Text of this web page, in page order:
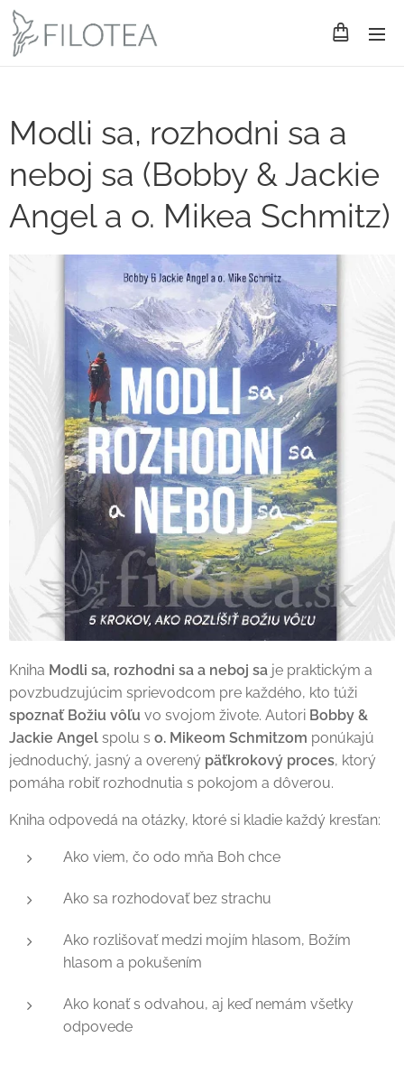
Modli sa, rozhodni sa a
neboj sa (Bobby & Jackie
Angel a o. Mikea Schmitz)
Kniha Modli sa, rozhodni sa a neboj sa je praktickým a
povzbudzujúcim sprievodcom pre každého, kto túži
spoznať Božiu vôľu vo svojom živote. Autori Bobby &
Jackie Angel spolu s o. Mikeom Schmitzom ponúkajú
jednoduchý, jasný a overený päťkrokový proces, ktorý
pomáha robiť rozhodnutia s pokojom a dôverou.
Kniha odpovedá na otázky, ktoré si kladie každý kresťan:
Ako viem, čo odo mňa Boh chce
Ako sa rozhodovať bez strachu
Ako rozlišovať medzi mojím hlasom, Božím
hlasom a pokušením
Ako konať s odvahou, aj keď nemám všetky
odpovede